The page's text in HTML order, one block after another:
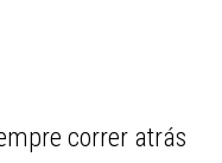
correr atrás